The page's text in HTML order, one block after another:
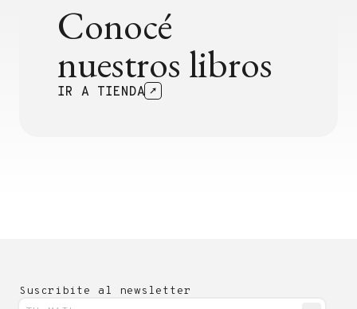
Conocé
nuestros libros
IR A TIENDA
Suscribite al newsletter